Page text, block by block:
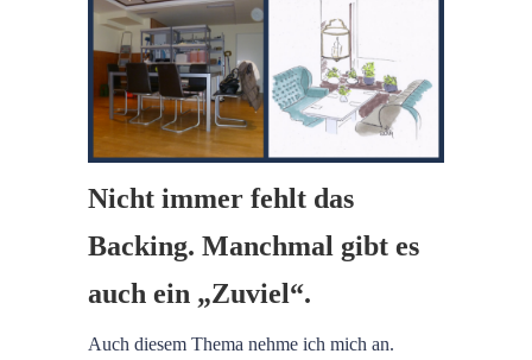
Nicht immer fehlt das
Backing. Manchmal gibt es
auch ein „Zuviel“.
Auch diesem Thema nehme ich mich an.